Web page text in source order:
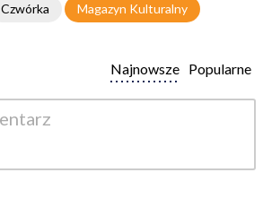
Czwórka Magazyn Kulturalny
Popularne
Najnowsze